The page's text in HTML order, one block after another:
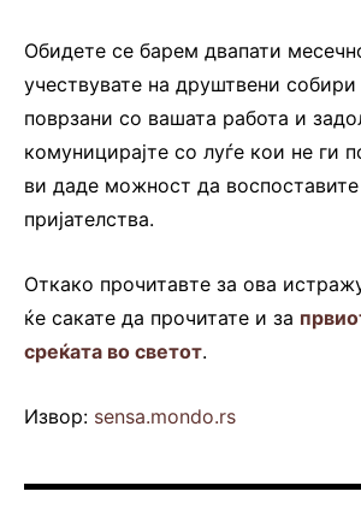
Обидете се барем двапати
учествувате на друштвени
поврзани со вашата работа и
комуницирајте со луѓе кои не ги
ви даде можност да
пријателства.
Откако прочитавте за ова
ќе сакате да прочитате и за
среќата во светот.
Извор: sensa.mondo.rs